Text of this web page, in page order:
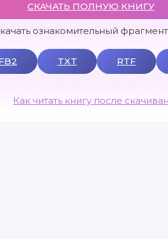
СКАЧАТЬ ПОЛНУЮ КНИГУ
ознакомительный
TXT RTF
Как читать книгу после